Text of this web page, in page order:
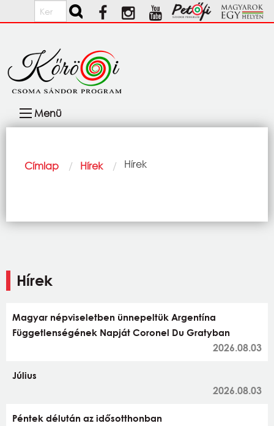
Ugrás a tartalomra
Keresés
navigáció
Menü
Morzsa
Címlap Hírek Current:
Hírek
Hírek
Magyar népviseletben ünnepeltük Argentína
Függetlenségének Napját Coronel Du Gratyban
2026.08.03
Július
2026.08.03
Péntek délután az idősotthonban